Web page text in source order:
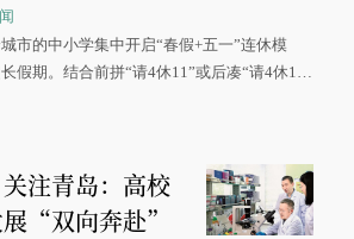
市的中小学集中开启“春假+五一”连休模
假期。结合前拼“请4休11”或后凑“请4休1
关注青岛：高校
“双向奔赴”